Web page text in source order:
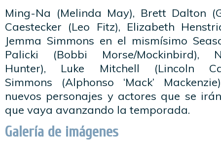
Ming-Na (Melinda May), Brett Dalton
Caestecker (Leo Fitz), Elizabeth
Jemma Simmons en el mismísimo
Palicki (Bobbi Morse/Mockinbird),
Hunter), Luke Mitchell (Lincoln
Simmons (Alphonso ‘Mack’
nuevos personajes y actores que se
que vaya avanzando la temporada.
Galería de imágenes